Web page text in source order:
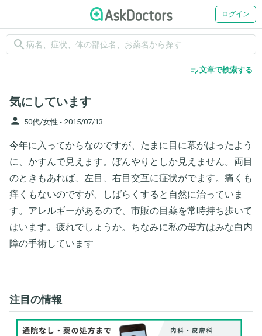
ログイン
search
edit_note文章で検索する
気にしています
person 50代/女性 - 2015/07/13
今年に入ってからなのですが、たまに目に幕がはったよう
に、かすんで見えます。ぼんやりとしか見えません。両目
のときもあれば、左目、右目交互に症状がでます。痛くも
痒くもないのですが、しばらくすると自然に治っていま
す。アレルギーがあるので、市販の目薬を常時持ち歩いて
はいます。疲れでしょうか。ちなみに私の母方はみな白内
障の手術しています
注目の情報